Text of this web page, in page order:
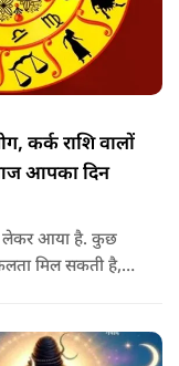
कर्क राशि वालों
आपका दिन
लेकर आया है. कुछ
मिल सकती है,